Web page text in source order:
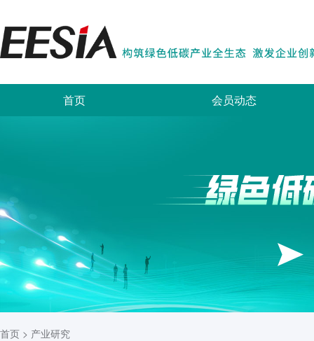
首页 会员动态
首页 > 产业研究